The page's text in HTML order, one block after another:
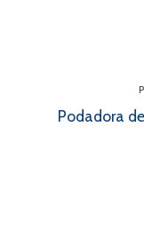
Podadora